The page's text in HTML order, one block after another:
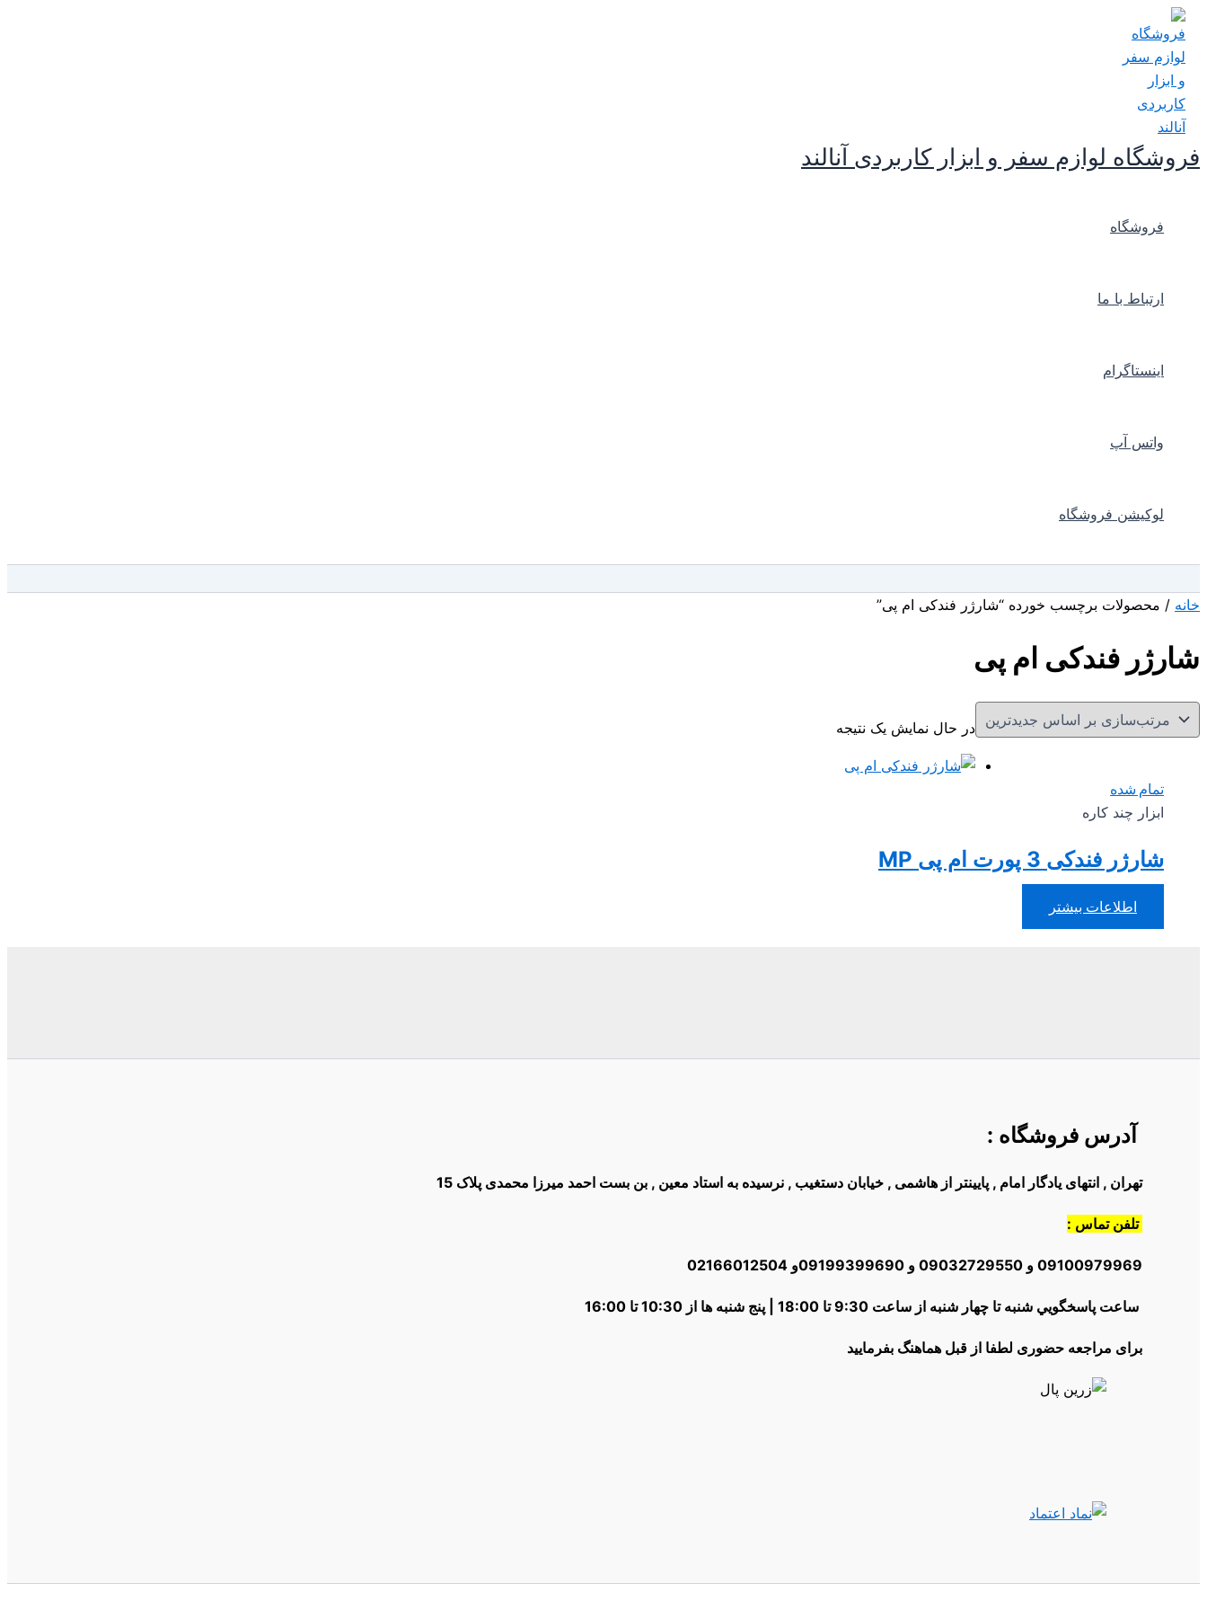
پرش
محتوا
فروشگاه لوازم سفر و ابزار کاربردی آنالند
فروشگاه
ارتباط با ما
اینستاگرام
واتس آپ
لوکیشن فروشگاه
خانه / محصولات برچسب خورده “شارژر فندکی ام پی”
شارژر فندکی ام پی
در حال نمایش یک نتیجه
تمام شده
ابزار چند کاره
شارژر فندکی 3 پورت ام پی MP
اطلاعات بیشتر
آدرس فروشگاه :
تهران , انتهای یادگار امام , پایینتر از هاشمی , خیابان دستغیب , نرسیده به استاد معین , بن بست احمد میرزا محمدی پلاک 15
تلفن تماس :
09100979969 و 09032729550 و 09199399690و 02166012504
ساعت پاسخگويي شنبه تا چهار شنبه از ساعت 9:30 تا 18:00 | پنج شنبه ها از 10:30 تا 16:00
برای مراجعه حضوری لطفا از قبل هماهنگ بفرمایید